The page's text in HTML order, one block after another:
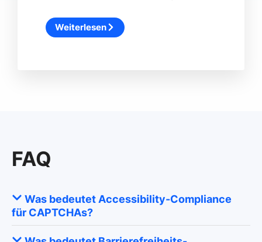
Weiterlesen
FAQ
Was bedeutet Accessibility-Compliance
für CAPTCHAs?